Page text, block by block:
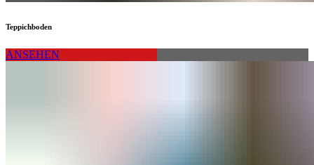
Teppichboden
ANSEHEN